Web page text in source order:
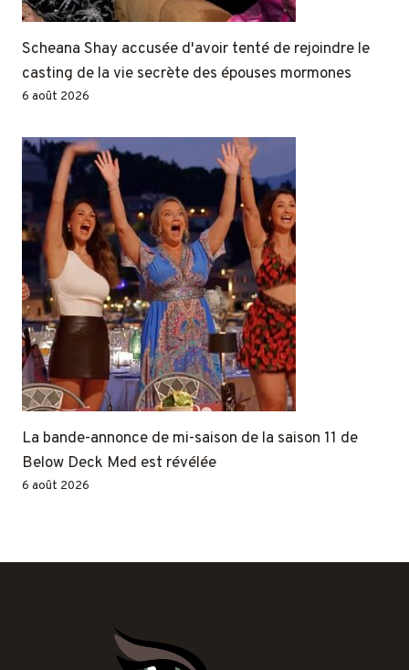
Scheana Shay accusée d'avoir tenté de rejoindre le
casting de la vie secrète des épouses mormones
6 août 2026
La bande-annonce de mi-saison de la saison 11 de
Below Deck Med est révélée
6 août 2026